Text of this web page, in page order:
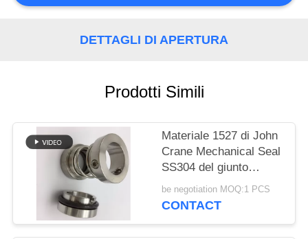
MAPPA
POLICY
DETTAGLI DI APERTURA
Prodotti Simili
Materiale 1527 di John
Crane Mechanical Seal
SS304 del giunto
circolare di riparazione
be negotiation MOQ:1 PCS
CONTACT